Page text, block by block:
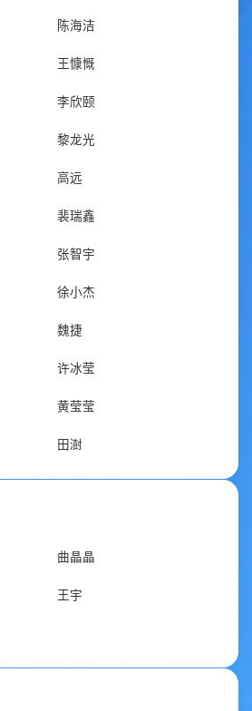
陈海洁
王慷慨
李欣颐
黎龙光
高远
裴瑞鑫
张智宇
徐小杰
魏捷
许冰莹
黄莹莹
田澍
曲晶晶
王宇